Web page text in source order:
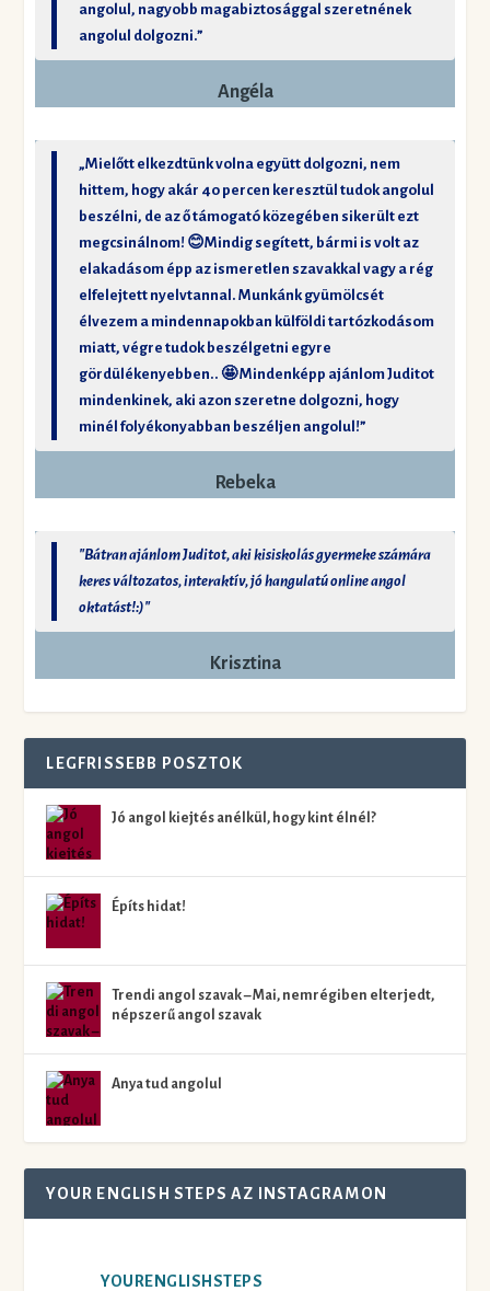
angolul, nagyobb magabiztosággal szeretnének
angolul dolgozni.”
Angéla
„Mielőtt elkezdtünk volna együtt dolgozni, nem
hittem, hogy akár 40 percen keresztül tudok angolul
beszélni, de az ő támogató közegében sikerült ezt
megcsinálnom! 😊Mindig segített, bármi is volt az
elakadásom épp az ismeretlen szavakkal vagy a rég
elfelejtett nyelvtannal. Munkánk gyümölcsét
élvezem a mindennapokban külföldi tartózkodásom
miatt, végre tudok beszélgetni egyre
gördülékenyebben.. 🤩 Mindenképp ajánlom Juditot
mindenkinek, aki azon szeretne dolgozni, hogy
minél folyékonyabban beszéljen angolul!”
Rebeka
"Bátran ajánlom Juditot, aki kisiskolás gyermeke számára
keres változatos, interaktív, jó hangulatú online angol
oktatást!:)"
Krisztina
LEGFRISSEBB POSZTOK
Jó angol kiejtés anélkül, hogy kint élnél?
Építs hidat!
Trendi angol szavak – Mai, nemrégiben elterjedt,
népszerű angol szavak
Anya tud angolul
YOUR ENGLISH STEPS AZ INSTAGRAMON
YOURENGLISHSTEPS